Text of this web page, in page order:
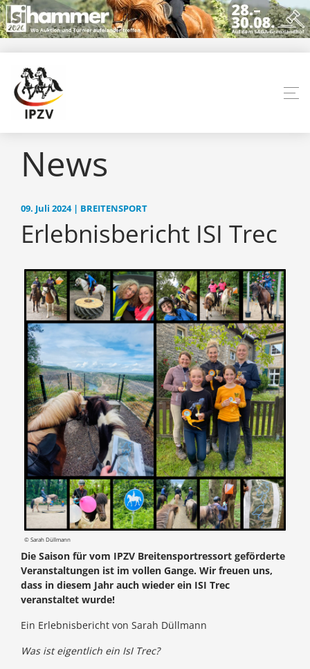
News
09. Juli 2024 | BREITENSPORT
Erlebnisbericht ISI Trec
© Sarah Düllmann
Die Saison für vom IPZV Breitensportressort geförderte
Veranstaltungen ist im vollen Gange. Wir freuen uns,
dass in diesem Jahr auch wieder ein ISI Trec
veranstaltet wurde!
Ein Erlebnisbericht von Sarah Düllmann
Was ist eigentlich ein IsI Trec?